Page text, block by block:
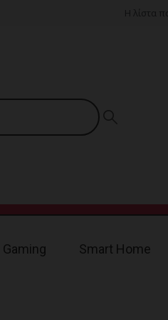
Η λίστα
Gaming Smart Home